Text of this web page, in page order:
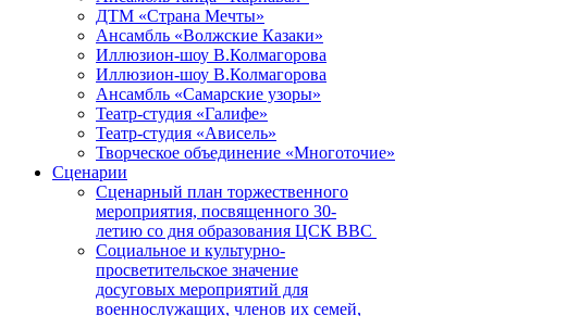
ДТМ «Страна Мечты»
Ансамбль «Волжские Казаки»
Иллюзион-шоу В.Колмагорова
Иллюзион-шоу В.Колмагорова
Ансамбль «Самарские узоры»
Театр-студия «Галифе»
Театр-студия «Ависель»
Творческое объединение «Многоточие»
Сценарии
Сценарный план торжественного
мероприятия, посвященного 30-
летию со дня образования ЦСК ВВС
Социальное и культурно-
просветительское значение
досуговых мероприятий для
военнослужащих, членов их семей,